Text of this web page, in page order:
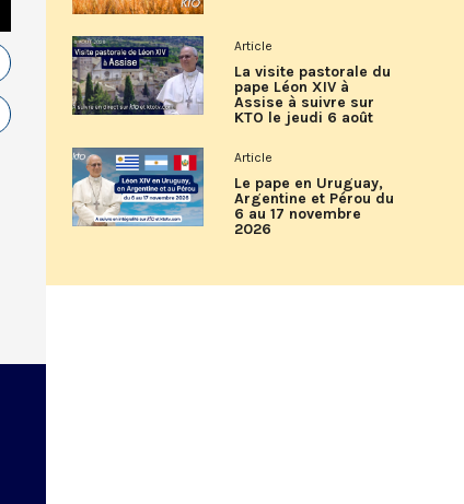
Article
La visite pastorale du
pape Léon XIV à
Assise à suivre sur
KTO le jeudi 6 août
Article
Le pape en Uruguay,
Argentine et Pérou du
6 au 17 novembre
2026